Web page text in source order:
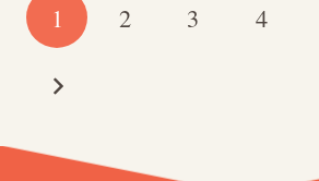
1 2 3 4